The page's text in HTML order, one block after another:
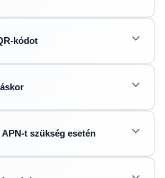
kódot
t szükség esetén